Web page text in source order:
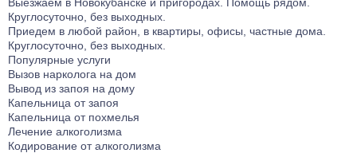
Круглосуточно, без выходных.
Приедем в любой район, в квартиры, офисы, частные дома.
Круглосуточно, без выходных.
Популярные услуги
Вызов нарколога на дом
Вывод из запоя на дому
Капельница от запоя
Капельница от похмелья
Лечение алкоголизма
Кодирование от алкоголизма